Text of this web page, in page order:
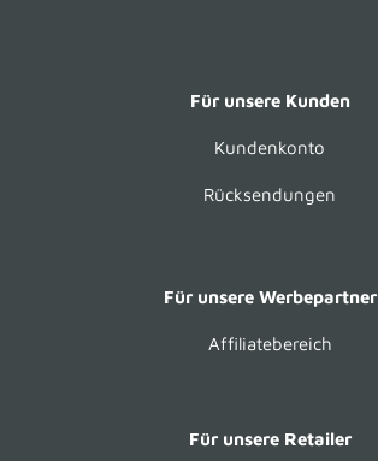
Für unsere Kunden
Kundenkonto
Rücksendungen
Für unsere Werbepartner
Affiliatebereich
Für unsere Retailer